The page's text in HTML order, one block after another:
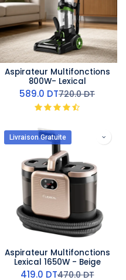
Aspirateur Multifonctions
800W- Lexical
589.0 DT720.0DT
Livraison Gratuite
Aspirateur Multifonctions
Lexical 1650W - Beige
419.0 DT470.0DT